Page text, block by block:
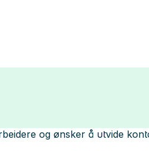
og ønsker å utvide